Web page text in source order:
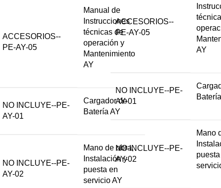
ACCESORIOS--
PE-AY-05
Manual de
Instrucciones
técnicas de
operación y
Mantenimiento
AY
NO INCLUYE--PE-
AY-01
Cargador de
Batería AY
NO INCLUYE--PE-
AY-02
Mano de obra,
Instalación y
puesta en
servicio AY
ACCESORIOS--
PE-AY-05
AY
NO INCLUYE--PE-
AY-01
NO INCLUYE--PE-
AY-02
Mano